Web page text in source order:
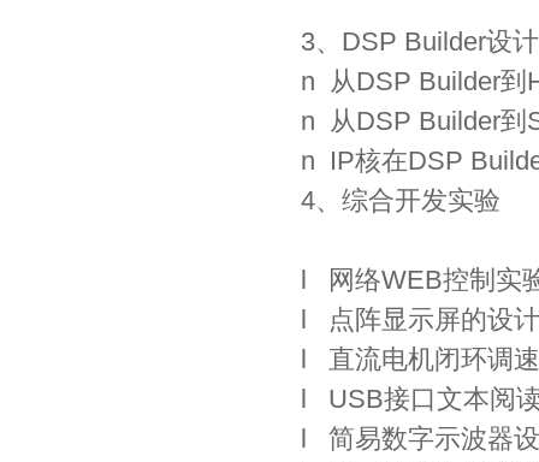
3、DSP Builder设
n 从DSP Builder
n 从DSP Builder
n IP核在DSP
4、综合开发实验
l 网络WEB控制实
l 点阵显示屏的设计
l 直流电机闭环调
l USB接口文本阅
l 简易数字示波器